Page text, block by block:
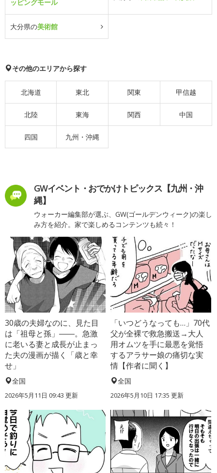
ッピングモール
大分県の美術館
その他のエリアから探す
北海道 東北 関東 甲信越
北陸 東海 関西 中国
四国 九州・沖縄
GWイベント・おでかけトピックス【九州・沖
縄】
ウォーカー編集部が選ぶ、GW(ゴールデンウィーク)の楽し
み方を紹介。家で楽しめるコンテンツも続々！
30歳の夫婦なのに、見た目
は「祖母と孫」――。急激
に老いる妻と成長が止まっ
た夫の漫画が描く「歳と幸
せ」
全国
2026年5月11日 09:43 更新
「いつどうなっても…」70代
父が全裸で救急搬送→大人
用オムツを手に最悪を覚悟
するアラサー娘の痛切な実
情【作者に聞く】
全国
2026年5月10日 17:35 更新